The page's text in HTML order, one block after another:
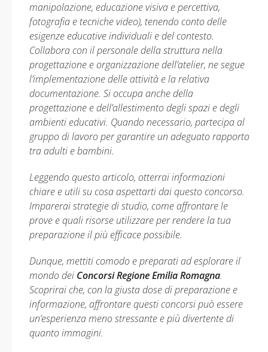
manipolazione, educazione visiva e percettiva,
fotografia e tecniche video), tenendo conto delle
esigenze educative individuali e del contesto.
Collabora con il personale della struttura nella
progettazione e organizzazione dell’atelier, ne segue
l’implementazione delle attività e la relativa
documentazione. Si occupa anche della
progettazione e dell’allestimento degli spazi e degli
ambienti educativi. Quando necessario, partecipa al
gruppo di lavoro per garantire un adeguato rapporto
tra adulti e bambini.
Leggendo questo articolo, otterrai informazioni
chiare e utili su cosa aspettarti dai questo concorso.
Imparerai strategie di studio, come affrontare le
prove e quali risorse utilizzare per rendere la tua
preparazione il più efficace possibile.
Dunque, mettiti comodo e preparati ad esplorare il
mondo dei Concorsi Regione Emilia Romagna.
Scoprirai che, con la giusta dose di preparazione e
informazione, affrontare questi concorsi può essere
un’esperienza meno stressante e più divertente di
quanto immagini.